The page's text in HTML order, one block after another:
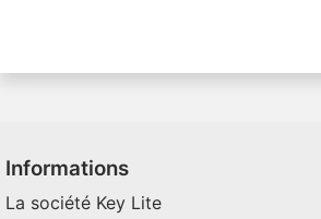
Informations
La société Key Lite